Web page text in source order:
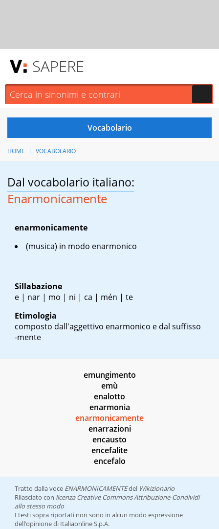
SAPERE
HOME VOCABOLARIO
Dal vocabolario italiano:
Enarmonicamente
enarmonicamente
(musica) in modo enarmonico
Sillabazione
e | nar | mo | ni | ca | mén | te
Etimologia
composto dall'aggettivo enarmonico e dal suffisso
-mente
emungimento
emù
enalotto
enarmonia
enarmonicamente
enarrazioni
encausto
encefalite
encefalo
Tratto dalla voce ENARMONICAMENTEdel Wikizionario
Rilasciato con licenza Creative Commons Attribuzione-Condividi
allo stesso modo
I testi sopra riportati non sono in alcun modo espressione
dell’opinione di Italiaonline S.p.A.